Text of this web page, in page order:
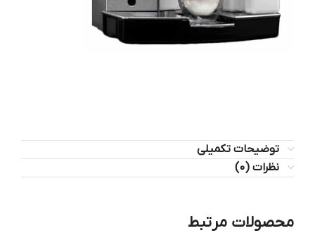
توضیحات تکمیلی
نظرات (0)
محصولات مرتبط